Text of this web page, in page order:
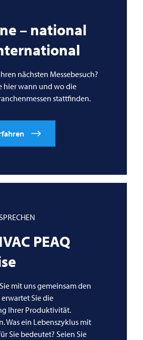
– national
nächsten Messebesuch?
hier wann und wo die
stattfinden.
PEAQ
mit uns gemeinsam den
Sie die
Ihrer Produktivität.
Was ein Lebenszyklus mit
Sie bedeutet? Seien Sie